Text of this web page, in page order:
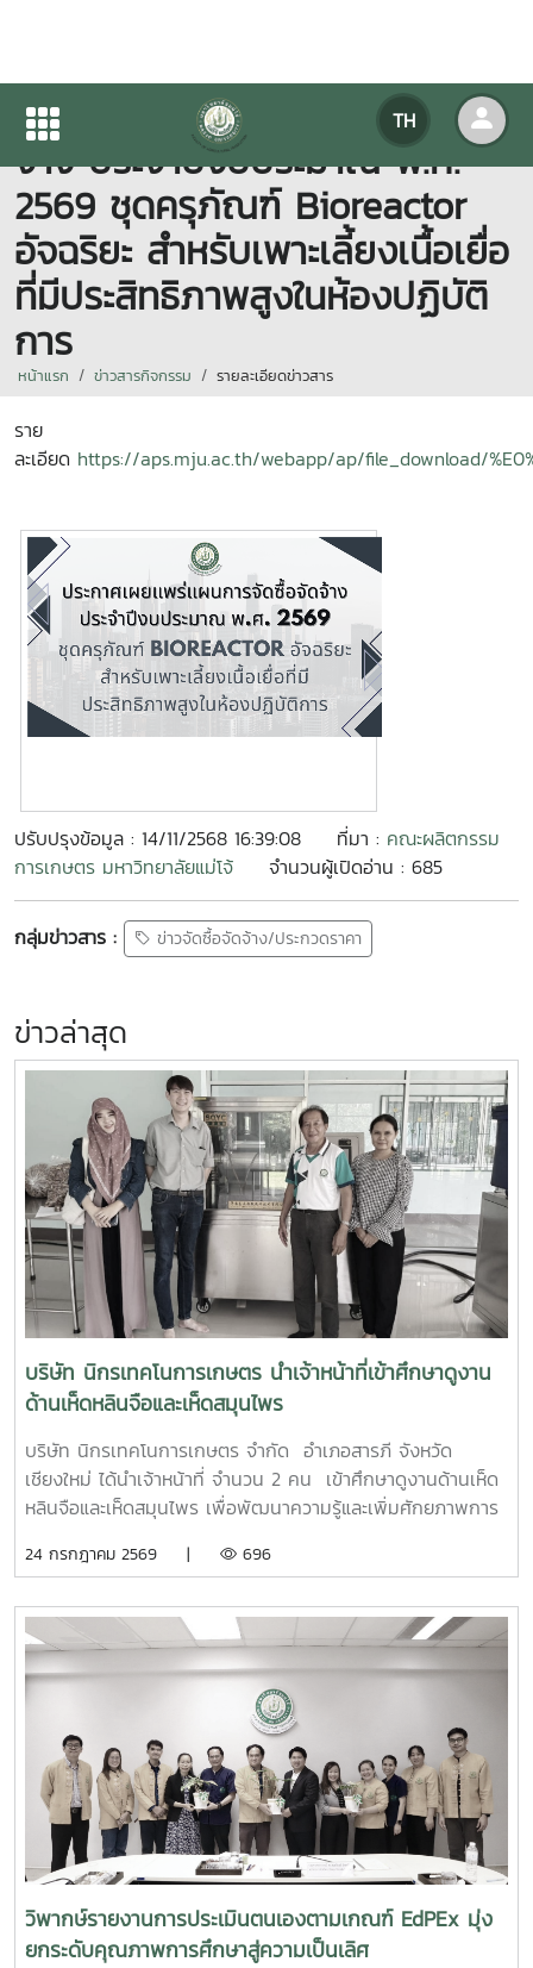
TH
ประกาศเผยแพร่แผนการจัดซื้อจัด
จ้าง ประจำปีงบประมาณ พ.ศ.
2569 ชุดครุภัณฑ์ Bioreactor
อัจฉริยะ สำหรับเพาะเลี้ยงเนื้อเยื่อ
ที่มีประสิทธิภาพสูงในห้องปฏิบัติ
การ
หน้าแรก ข่าวสารกิจกรรม รายละเอียดข่าวสาร
ราย
ละเอียด https://aps.mju.ac.th/webapp/ap/file_download/
ปรับปรุงข้อมูล : 14/11/2568 16:39:08 ที่มา : คณะผลิตกรรม
การเกษตร มหาวิทยาลัยแม่โจ้
จำนวนผู้เปิดอ่าน : 685
กลุ่มข่าวสาร : ข่าวจัดซื้อจัดจ้าง/ประกวดราคา
ข่าวล่าสุด
บริษัท นิกรเทคโนการเกษตร นำเจ้าหน้าที่เข้าศึกษาดูงาน
ด้านเห็ดหลินจือและเห็ดสมุนไพร
บริษัท นิกรเทคโนการเกษตร จำกัด อำเภอสารภี จังหวัด
เชียงใหม่ ได้นำเจ้าหน้าที่ จำนวน 2 คน เข้าศึกษาดูงานด้านเห็ด
หลินจือและเห็ดสมุนไพร เพื่อพัฒนาความรู้และเพิ่มศักยภาพการ
ใช้ในการวิจัย พัฒนาและต่อยอดผลิตภัณฑ์ให้มีคุณภาพและได้
ศุกร์ ที่ 24 กรกฎาคม พ.ศ. 2569 ณ ศูนย์พัฒนาเห็ดหลินจือและ
เห็ดสมุนไพรอินทรีย์ คณะผลิตกรรมการเกษตร มหาวิทยาลัยแม่
โจ้
24 กรกฎาคม 2569 | 696
วิพากษ์รายงานการประเมินตนเองตามเกณฑ์ EdPEx มุ่ง
ยกระดับคุณภาพการศึกษาสู่ความเป็นเลิศ